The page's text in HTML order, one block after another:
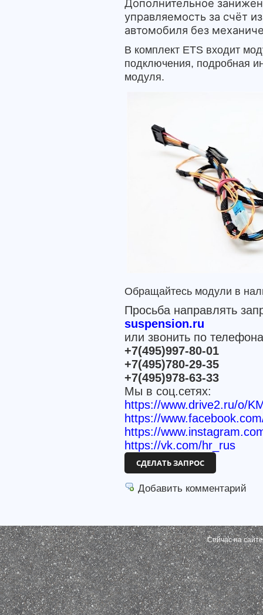
Дополнительное
управляемость за счёт
автомобиля без
В комплект ETS входит
подключения, подробная
модуля.
Обращайтесь модули в
Просьба направлять
suspension.ru
или звонить по
+7(495)997-80-01
+7(495)780-29-35
+7(495)978-63-33
Мы в соц.сетях:
https://www.drive2.ru/o/
https://
https://
https://vk.com/hr_rus
СДЕЛАТЬ ЗАПРОС
Добавить комментарий
Сейчас на